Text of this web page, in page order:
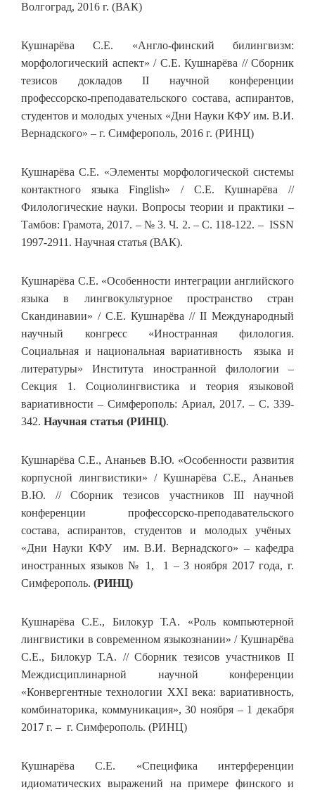
Волгоград, 2016 г. (ВАК)
Кушнарёва С.Е. «Англо-финский билингвизм:
морфологический аспект» / С.Е. Кушнарёва // Сборник
тезисов докладов II научной конференции
профессорско-преподавательского состава, аспирантов,
студентов и молодых ученых «Дни Науки КФУ им. В.И.
Вернадского» – г. Симферополь, 2016 г. (РИНЦ)
Кушнарёва С.Е. «Элементы морфологической системы
контактного языка Finglish» / С.Е. Кушнарёва //
Филологические науки. Вопросы теории и практики –
Тамбов: Грамота, 2017. – № 3. Ч. 2. – С. 118-122. – ISSN
1997-2911. Научная статья (ВАК).
Кушнарёва С.Е. «Особенности интеграции английского
языка в лингвокультурное пространство стран
Скандинавии» / С.Е. Кушнарёва // II Международный
научный конгресс «Иностранная филология.
Социальная и национальная вариативность языка и
литературы» Института иностранной филологии –
Секция 1. Социолингвистика и теория языковой
вариативности – Симферополь: Ариал, 2017. – С. 339-
342. Научная статья (РИНЦ).
Кушнарёва С.Е., Ананьев В.Ю. «Особенности развития
корпусной лингвистики» / Кушнарёва С.Е., Ананьев
В.Ю. // Сборник тезисов участников III научной
конференции профессорско-преподавательского
состава, аспирантов, студентов и молодых учёных
«Дни Науки КФУ им. В.И. Вернадского» – кафедра
иностранных языков № 1, 1 – 3 ноября 2017 года, г.
Симферополь. (РИНЦ)
Кушнарёва С.Е., Билокур Т.А. «Роль компьютерной
лингвистики в современном языкознании» / Кушнарёва
С.Е., Билокур Т.А. // Сборник тезисов участников II
Междисциплинарной научной конференции
«Конвергентные технологии ХХI века: вариативность,
комбинаторика, коммуникация», 30 ноября – 1 декабря
2017 г. – г. Симферополь. (РИНЦ)
Кушнарёва С.Е. «Специфика интерференции
идиоматических выражений на примере финского и